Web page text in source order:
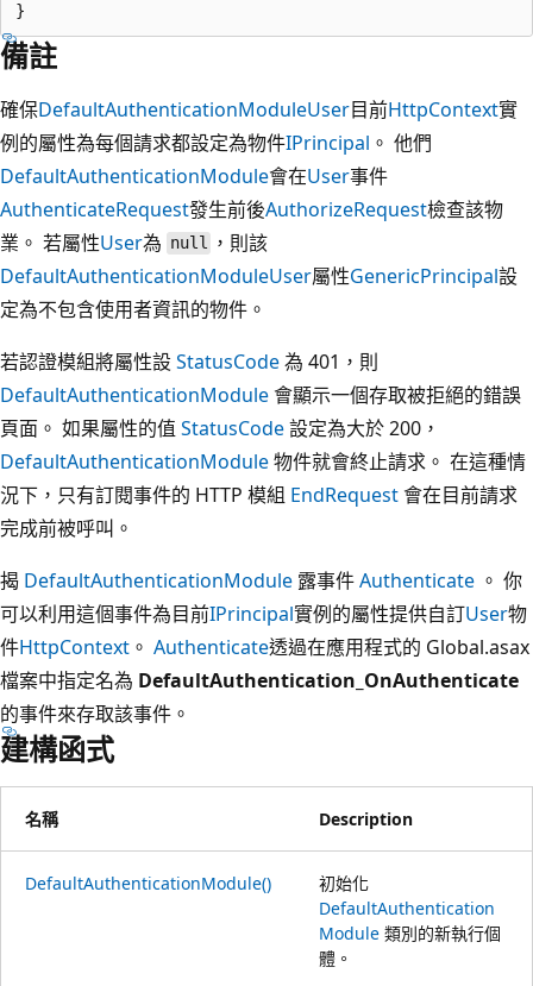
備註
確保DefaultAuthenticationModuleUser目前HttpContext實
例的屬性為每個請求都設定為物件IPrincipal 。 他們
DefaultAuthenticationModule會在User事件
AuthenticateRequest發生前後AuthorizeRequest檢查該物
業。 若屬性User為 null ，則該
DefaultAuthenticationModuleUser屬性GenericPrincipal設
定為不包含使用者資訊的物件。
若認證模組將屬性設 StatusCode為 401，則
DefaultAuthenticationModule會顯示一個存取被拒絕的錯誤
頁面。 如果屬性的值 StatusCode設定為大於 200，
DefaultAuthenticationModule物件就會終止請求。 在這種情
況下，只有訂閱事件的 HTTP 模組 EndRequest會在目前請求
完成前被呼叫。
揭 DefaultAuthenticationModule 露事件Authenticate 。 你
可以利用這個事件為目前IPrincipal實例的屬性提供自訂User物
件HttpContext 。 Authenticate透過在應用程式的 Global.asax
檔案中指定名為 DefaultAuthentication_OnAuthenticate
的事件來存取該事件。
建構函式
名稱 Description
DefaultAuthenticationModule()
初始化
DefaultAuthentication
Module 類別的新執行個
體。